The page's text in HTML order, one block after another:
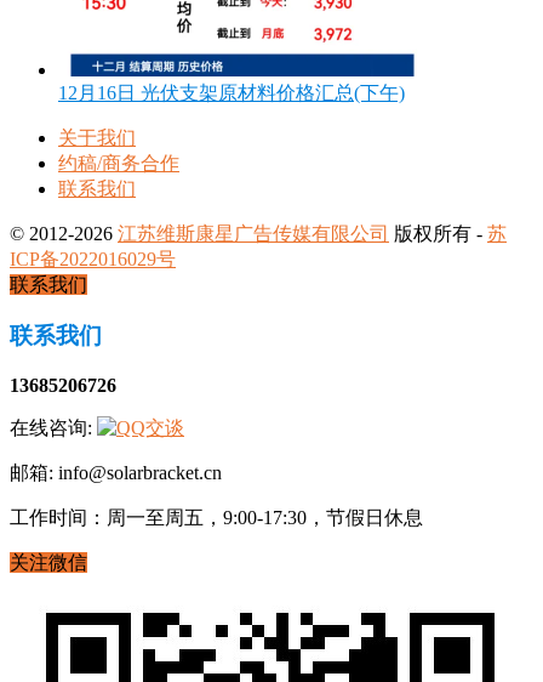
12月16日 光伏支架原材料价格汇总(下午)
关于我们
约稿/商务合作
联系我们
© 2012-2026 江苏维斯康星广告传媒有限公司 版权所有 - 苏
ICP备2022016029号
联系我们
联系我们
13685206726
在线咨询:
邮箱: info@solarbracket.cn
工作时间：周一至周五，9:00-17:30，节假日休息
关注微信